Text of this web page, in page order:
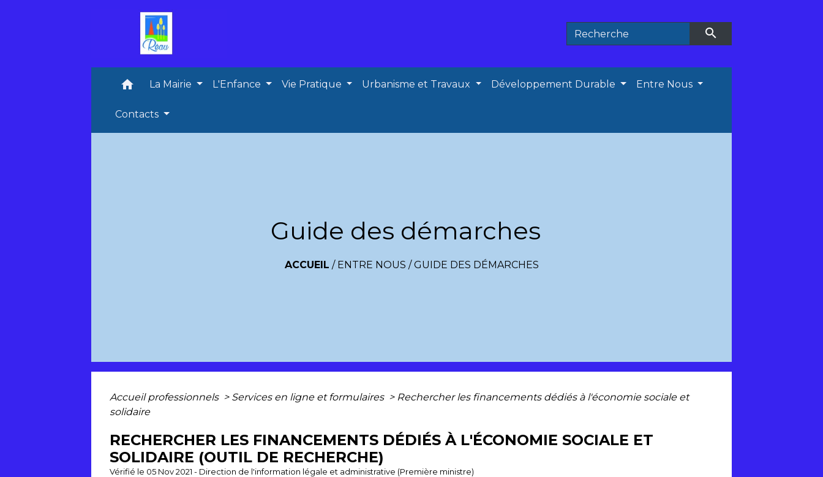
search
home La Mairie L'Enfance Vie Pratique Urbanisme et Travaux Développement Durable Entre Nous
Contacts
Guide des démarches
ACCUEIL / ENTRE NOUS /GUIDE DES DÉMARCHES
Accueil professionnels > Services en ligne et formulaires > Rechercher les financements dédiés à l'économie sociale et
solidaire
RECHERCHER LES FINANCEMENTS DÉDIÉS À L'ÉCONOMIE SOCIALE ET
SOLIDAIRE (OUTIL DE RECHERCHE)
Vérifié le 05 Nov 2021 - Direction de l'information légale et administrative (Première ministre)